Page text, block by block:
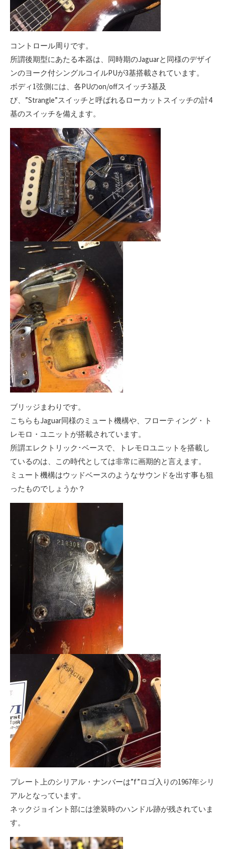
コントロール周りです。
所謂後期型にあたる本器は、同時期のJaguarと同様のデザイ
ンのヨーク付シングルコイルPUが3基搭載されています。
ボディ1弦側には、各PUのon/offスイッチ3基及
び、”Strangle”スイッチと呼ばれるローカットスイッチの計4
基のスイッチを備えます。
ブリッジまわりです。
こちらもJaguar同様のミュート機構や、フローティング・ト
レモロ・ユニットが搭載されています。
所謂エレクトリック･ベースで、トレモロユニットを搭載し
ているのは、この時代としては非常に画期的と言えます。
ミュート機構はウッドベースのようなサウンドを出す事も狙
ったものでしょうか？
プレート上のシリアル・ナンバーは”f”ロゴ入りの1967年シリ
アルとなっています。
ネックジョイント部には塗装時のハンドル跡が残されていま
す。